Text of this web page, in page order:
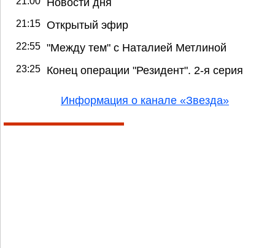
21:15 Открытый эфир
22:55 "Между тем" с Наталией Метлиной
23:25 Конец операции "Резидент". 2-я серия
Информация о канале «Звезда»